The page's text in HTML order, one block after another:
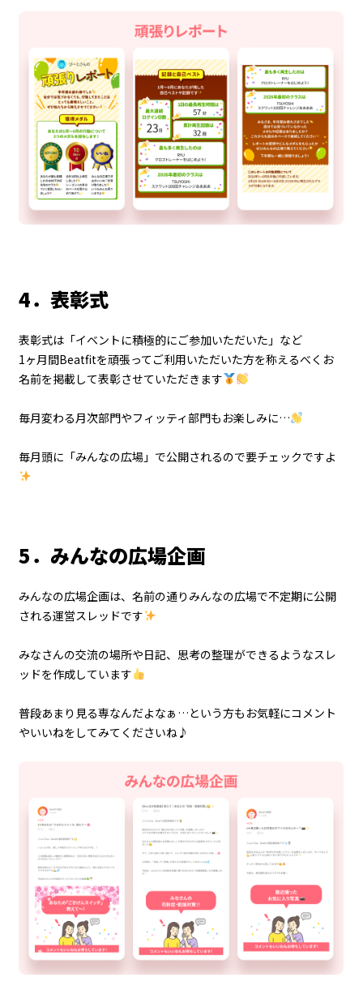
4．表彰式
表彰式は「イベントに積極的にご参加いただいた」など
1ヶ月間Beatfitを頑張ってご利用いただいた方を称えるべくお
名前を掲載して表彰させていただきます
毎月変わる月次部門やフィッティ部門もお楽しみに…
毎月頭に「みんなの広場」で公開されるので要チェックですよ
5．みんなの広場企画
みんなの広場企画は、名前の通りみんなの広場で不定期に公開
される運営スレッドです
みなさんの交流の場所や日記、思考の整理ができるようなスレ
ッドを作成しています
普段あまり見る専なんだよなぁ…という方もお気軽にコメント
やいいねをしてみてくださいね♪